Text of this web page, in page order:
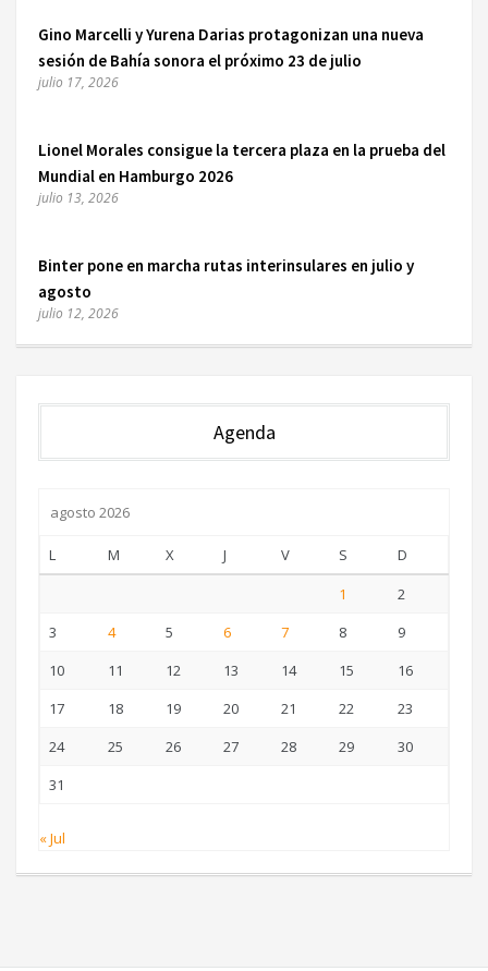
Gino Marcelli y Yurena Darias protagonizan una nueva
sesión de Bahía sonora el próximo 23 de julio
julio 17, 2026
Lionel Morales consigue la tercera plaza en la prueba del
Mundial en Hamburgo 2026
julio 13, 2026
Binter pone en marcha rutas interinsulares en julio y
agosto
julio 12, 2026
Agenda
agosto 2026
L M X J V S
D
1
2
3
4 5 6 7 8
9
10
11 12 13 14 15
16
17
18 19 20 21 22
23
24
25 26 27 28 29
30
31
« Jul